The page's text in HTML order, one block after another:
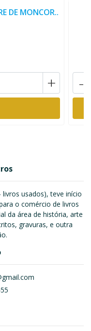
DE MONCOR..
+ -
usados), teve início
o comércio de livros
da área de história, arte
gravuras, e outra